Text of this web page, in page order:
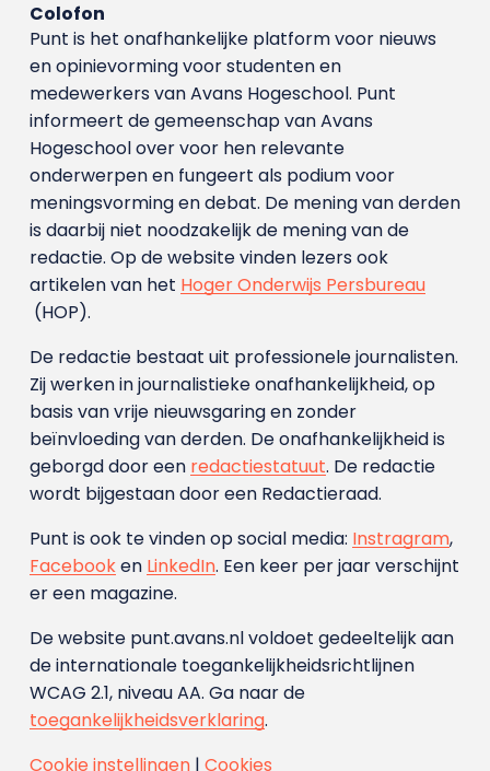
Colofon
Punt is het onafhankelijke platform voor nieuws
en opinievorming voor studenten en
medewerkers van Avans Hoge­school. Punt
informeert de gemeenschap van Avans
Hogeschool over voor hen relevante
onderwerpen en fungeert als podium voor
meningsvorming en debat. De mening van derden
is daarbij niet noodzakelijk de mening van de
redactie. Op de website vinden lezers ook
artikelen van het Hoger Onderwijs Persbureau
(HOP).
De redactie bestaat uit professionele journalisten.
Zij werken in journalistieke onafhankelijkheid, op
basis van vrije nieuwsgaring en zonder
beïnvloeding van derden. De onafhankelijkheid is
geborgd door een redactiestatuut. De redactie
wordt bijgestaan door een Redactieraad.
Punt is ook te vinden op social media: Instragram,
Facebooken LinkedIn. Een keer per jaar verschijnt
er een magazine.
De website punt.avans.nl voldoet gedeeltelijk aan
de internationale toegankelijkheidsrichtlijnen
WCAG 2.1, niveau AA. Ga naar de
toegankelijkheidsverklaring.
Cookie instellingen| Cookies